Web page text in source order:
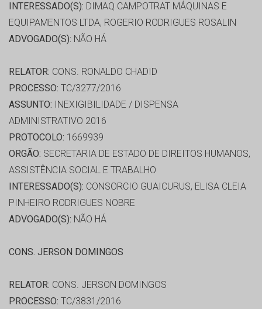
INTERESSADO(S): DIMAQ CAMPOTRAT MÁQUINAS E
EQUIPAMENTOS LTDA, ROGERIO RODRIGUES ROSALIN
ADVOGADO(S): NÃO HÁ
RELATOR: CONS. RONALDO CHADID
PROCESSO: TC/3277/2016
ASSUNTO: INEXIGIBILIDADE / DISPENSA
ADMINISTRATIVO 2016
PROTOCOLO: 1669939
ORGÃO: SECRETARIA DE ESTADO DE DIREITOS HUMANOS,
ASSISTÊNCIA SOCIAL E TRABALHO
INTERESSADO(S): CONSORCIO GUAICURUS, ELISA CLEIA
PINHEIRO RODRIGUES NOBRE
ADVOGADO(S): NÃO HÁ
CONS. JERSON DOMINGOS
RELATOR: CONS. JERSON DOMINGOS
PROCESSO: TC/3831/2016